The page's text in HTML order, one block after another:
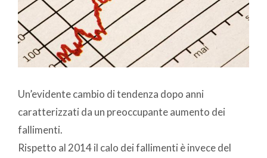
Un’evidente cambio di tendenza dopo anni
caratterizzati da un preoccupante aumento dei
fallimenti.
Rispetto al 2014 il calo dei fallimenti è invece del